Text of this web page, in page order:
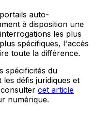
auto-
à disposition une
les plus
spécifiques, l'accès
toute la différence.
spécificités du
défis juridiques et
cet article
numérique.